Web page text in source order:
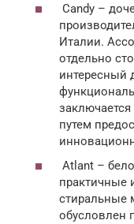
Candy –
Италии.
отдельно
интересный
путем
Atlant –
практичные
стиральные
обусловлен